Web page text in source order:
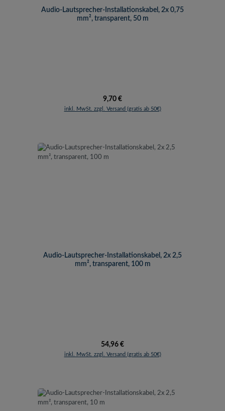
Audio-Lautsprecher-Installationskabel, 2x 0,75
mm², transparent, 50 m
Regulärer Preis:
9,70 €
inkl. MwSt. zzgl. Versand (gratis ab 50€)
Audio-Lautsprecher-Installationskabel, 2x 2,5
mm², transparent, 100 m
Regulärer Preis:
54,96 €
inkl. MwSt. zzgl. Versand (gratis ab 50€)